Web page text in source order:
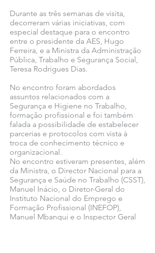
Durante as três semanas de visita,
decorreram várias iniciativas, com
especial destaque para o encontro
entre o presidente da AES, Hugo
Ferreira, e a Ministra da Administração
Pública, Trabalho e Segurança Social,
Teresa Rodrigues Dias.
No encontro foram abordados
assuntos relacionados com a
Segurança e Higiene no Trabalho,
formação profissional e foi também
falada a possibilidade de estabelecer
parcerias e protocolos com vista à
troca de conhecimento técnico e
organizacional.
No encontro estiveram presentes, além
da Ministra, o Director Nacional para a
Segurança e Saúde no Trabalho (CSST),
Manuel Inácio, o Diretor-Geral do
Instituto Nacional do Emprego e
Formação Profissional (INEFOP),
Manuel Mbangui e o Inspector Geral